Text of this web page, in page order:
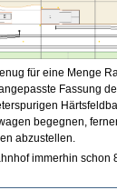
für eine Menge
Fassung
begegnen,
abzustellen.
immerhin schon